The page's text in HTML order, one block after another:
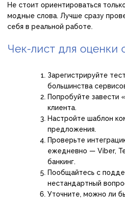
Не стоит ориентироваться
модные слова. Лучше сразу
себя в реальной работе.
Чек-лист для оценки
Зарегистрируйте
большинства
Попробуйте завести
клиента.
Настройте шаблон
предложения.
Проверьте
ежедневно — Viber,
банкинг.
Пообщайтесь с
нестандартный
Уточните, можно ли